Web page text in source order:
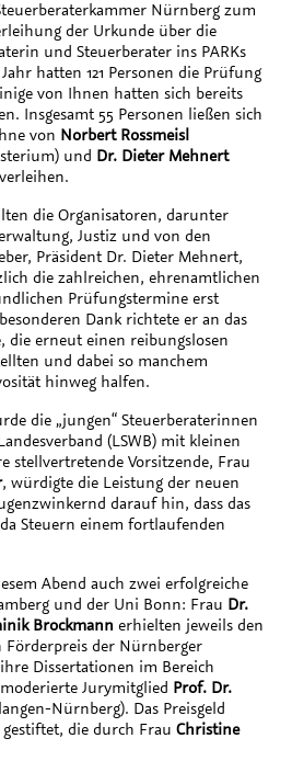
Nürnberg zum
der Urkunde über die
und Steuerberater ins PARKs
hatten 121 Personen die Prüfung
von Ihnen hatten sich bereits
Insgesamt 55 Personen ließen sich
von Norbert Rossmeisl
und Dr. Dieter Mehnert
die Organisatoren, darunter
Justiz und von den
Präsident Dr. Dieter Mehnert,
die zahlreichen, ehrenamtlichen
Prüfungstermine erst
Dank richtete er an das
die erneut einen reibungslosen
und dabei so manchem
hinweg halfen.
die „jungen“ Steuerberaterinnen
(LSWB) mit kleinen
stellvertretende Vorsitzende, Frau
, würdigte die Leistung der neuen
darauf hin, dass das
Steuern einem fortlaufenden
Abend auch zwei erfolgreiche
und der Uni Bonn: Frau Dr.
Brockmann erhielten jeweils den
der Nürnberger
Dissertationen im Bereich
Jurymitglied Prof. Dr.
Nürnberg). Das Preisgeld
die durch Frau Christine